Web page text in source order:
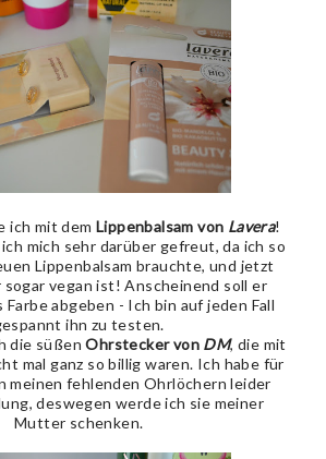
ich mit dem Lippenbalsam von Lavera!
mich sehr darüber gefreut, da ich so
Lippenbalsam brauchte, und jetzt
sogar vegan ist! Anscheinend soll er
abgeben - Ich bin auf jeden Fall
ihn zu testen.
die süßenOhrstecker von DM, die mit
mal ganz so billig waren. Ich habe für
meinen fehlenden Ohrlöchern leider
deswegen werde ich sie meiner
Mutter schenken.